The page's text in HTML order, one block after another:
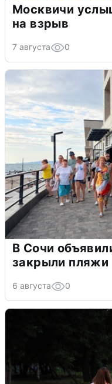
Москвичи
на взрыв
7 августа 0
В Сочи
закрыли пляжи
6 августа 0